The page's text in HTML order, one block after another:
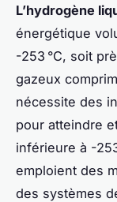
L’hydrogène
énergétique
-253 °C, soit
gazeux
nécessite des
pour atteindre
inférieure à -
emploient des
des systèmes